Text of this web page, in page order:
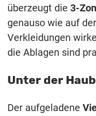
überzeugt die 3-
genauso wie auf
Verkleidungen
die Ablagen sind
Unter der
Der aufgeladene